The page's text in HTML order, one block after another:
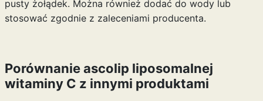
pusty żołądek. Można również dodać do wody lub
stosować zgodnie z zaleceniami producenta.
Porównanie ascolip liposomalnej
witaminy C z innymi produktami